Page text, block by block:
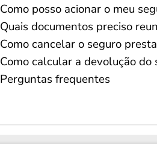
Como posso acionar o meu
Quais documentos preciso
Como cancelar o seguro
Como calcular a devolução
Perguntas frequentes